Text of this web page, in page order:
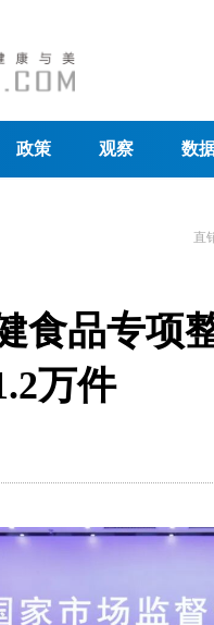
政策 观察 数
直
食品专项
万件